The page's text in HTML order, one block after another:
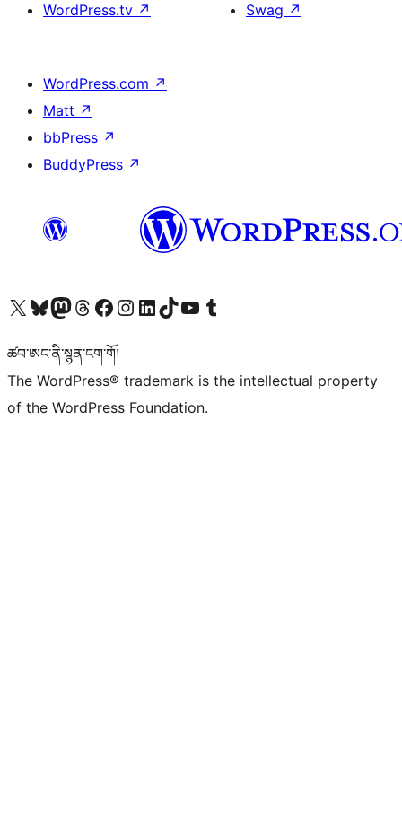
WordPress.tv ↗
Swag ↗
WordPress.com ↗
Matt ↗
bbPress ↗
BuddyPress ↗
Visit our X (formerly Twitter) account
Visit our Bluesky account
Visit our Mastodon account
Visit our Threads account
Visit our Facebook page
Visit our Instagram account
Visit our LinkedIn account
Visit our TikTok account
Visit our YouTube channel
Visit our Tumblr account
ཚབ་ཨང་ནི་སྙན་ངག་གོ།
The WordPress® trademark is the intellectual property
of the WordPress Foundation.